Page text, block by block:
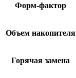
Форм-фактор
Объем накопителя
Горячая замена